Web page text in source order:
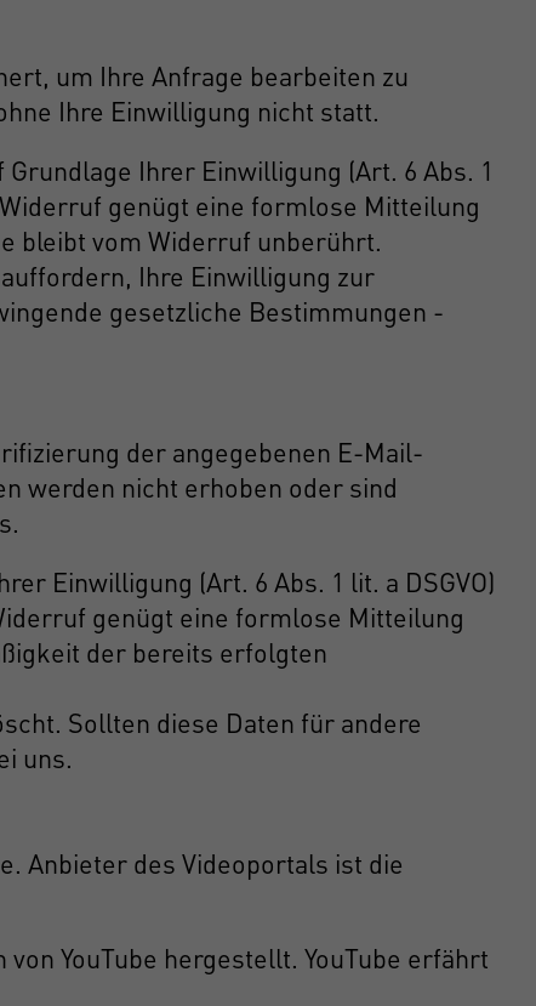
um Ihre Anfrage bearbeiten zu
Ihre Einwilligung nicht statt.
Ihrer Einwilligung (Art. 6 Abs. 1
genügt eine formlose Mitteilung
bleibt vom Widerruf unberührt.
Ihre Einwilligung zur
gesetzliche Bestimmungen -
der angegebenen E-Mail-
werden nicht erhoben oder sind
Einwilligung (Art. 6 Abs. 1 lit. a DSGVO)
genügt eine formlose Mitteilung
der bereits erfolgten
Sollten diese Daten für andere
uns.
Anbieter des Videoportals ist die
YouTube hergestellt. YouTube erfährt